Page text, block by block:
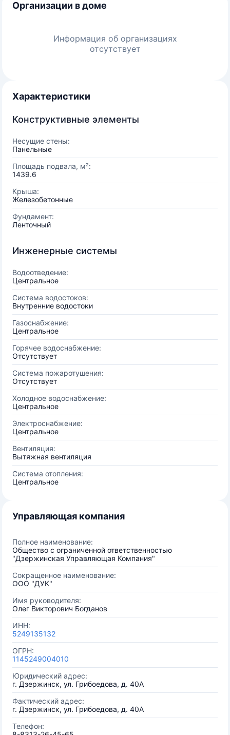
Организации в доме
Информация об организациях
отсутствует
Характеристики
Конструктивные элементы
Несущие стены:
Панельные
Площадь подвала, м²:
1439.6
Крыша:
Железобетонные
Фундамент:
Ленточный
Инженерные системы
Водоотведение:
Центральное
Система водостоков:
Внутренние водостоки
Газоснабжение:
Центральное
Горячее водоснабжение:
Отсутствует
Система пожаротушения:
Отсутствует
Холодное водоснабжение:
Центральное
Электроснабжение:
Центральное
Вентиляция:
Вытяжная вентиляция
Система отопления:
Центральное
Управляющая компания
Полное наименование:
Общество с ограниченной ответственностью
"Дзержинская Управляющая Компания"
Сокращенное наименование:
ООО "ДУК"
Имя руководителя:
Олег Викторович Богданов
ИНН:
5249135132
ОГРН:
1145249004010
Юридический адрес:
г. Дзержинск, ул. Грибоедова, д. 40А
Фактический адрес:
г. Дзержинск, ул. Грибоедова, д. 40А
Телефон: